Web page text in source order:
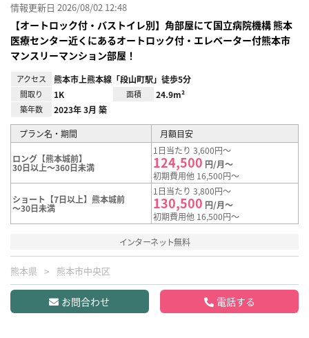
情報更新日 2026/08/02 12:48
【オートロック付・バストイレ別】角部屋にて国立病院機構 熊本
医療センター近くにあるオートロック付・エレベーター付熊本市
マンスリーマンション部屋！
アクセス 熊本市上熊本線「段山町駅」徒歩5分
間取り 1K 面積 24.9m²
築年数 2023年 3月 築
プラン名・期間 月額目安
ロング【熊本城前】
30日以上～360日未満
1日当たり 3,600円～
124,500 円/月～
初期費用他 16,500円～
ショート【7日以上】熊本城前
～30日未満
1日当たり 3,800円～
130,500 円/月～
初期費用他 16,500円～
インターネット無料
熊本県 熊本市中央区
お問合わせ 電話する